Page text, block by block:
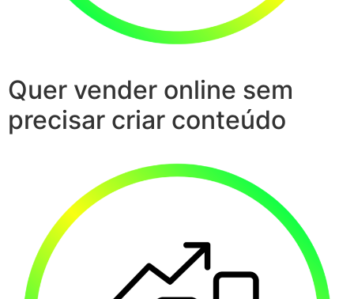
Quer vender online sem
precisar criar conteúdo